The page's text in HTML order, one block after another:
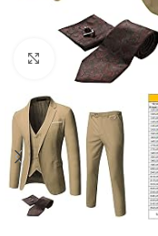
Click to enlarge